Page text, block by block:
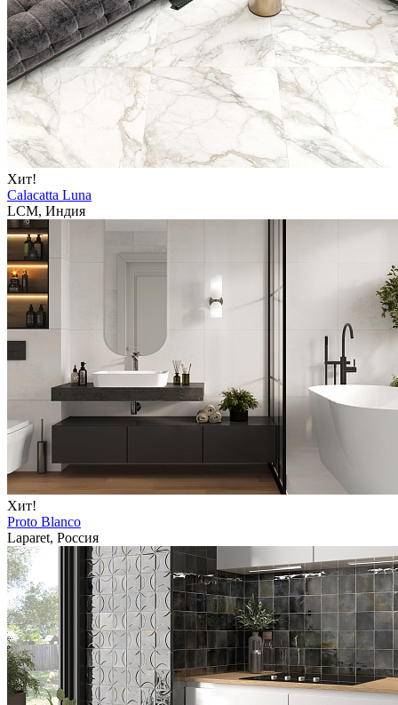
Хит!
Calacatta Luna
LCM, Индия
Хит!
Proto Blanco
Laparet, Россия